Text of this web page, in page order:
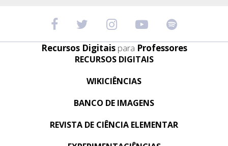
Recursos Digitais para Professores
RECURSOS DIGITAIS
WIKICIÊNCIAS
BANCO DE IMAGENS
REVISTA DE CIÊNCIA ELEMENTAR